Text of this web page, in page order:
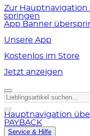
Zur Hauptnavigation
springen
App Banner
Unsere App
Kostenlos im Store
Jetzt anzeigen
Hauptnavigation
PAYBACK
Service & Hilfe